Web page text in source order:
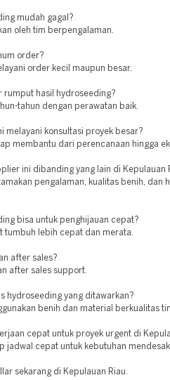
mudah gagal?
oleh tim berpengalaman.
order?
order kecil maupun besar.
rumput hasil hydroseeding?
tahun dengan perawatan baik.
melayani konsultasi proyek besar?
membantu dari perencanaan hingga
ini dibanding yang lain di Kepulauan
pengalaman, kualitas benih, dan
bisa untuk penghijauan cepat?
tumbuh lebih cepat dan merata.
after sales?
after sales support.
hydroseeding yang ditawarkan?
benih dan material berkualitas
cepat untuk proyek urgent di
jadwal cepat untuk kebutuhan mendesak.
sekarang di Kepulauan Riau.